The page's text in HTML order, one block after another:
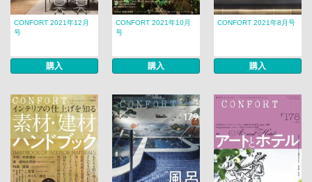
CONFORT 2021年12月
号
購入
CONFORT 2021年10月
号
購入
CONFORT 2021年8月号
購入